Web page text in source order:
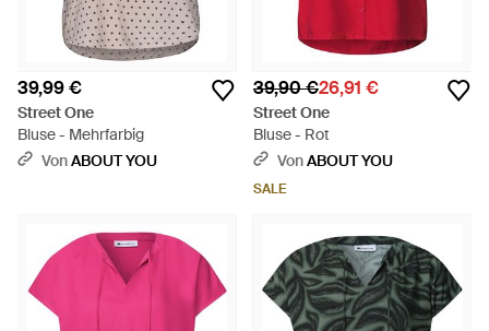
39,99 €
Street One
Bluse - Mehrfarbig
VonABOUT YOU
39,90 €26,91 €
Street One
Bluse - Rot
VonABOUT YOU
SALE